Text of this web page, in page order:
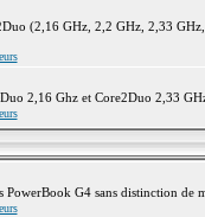
(2,16 GHz, 2,2 GHz, 2,33
2,16 Ghz et Core2Duo 2,33
PowerBook G4 sans distinction de